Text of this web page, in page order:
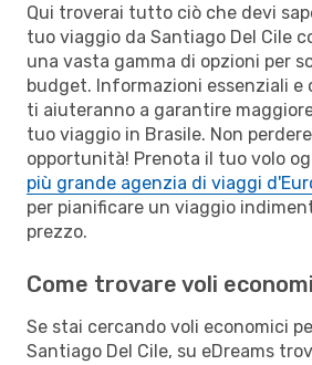
Qui troverai tutto ciò che devi
tuo viaggio da Santiago Del Cile
una vasta gamma di opzioni per
budget. Informazioni essenziali e
ti aiuteranno a garantire
tuo viaggio in Brasile. Non
opportunità! Prenota il tuo volo
più grande agenzia di viaggi
per pianificare un viaggio
prezzo.
Come trovare voli
Se stai cercando voli economici
Santiago Del Cile, su eDreams